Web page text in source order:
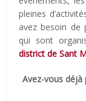
pleines
avez besoin de
qui sont
district de Sant
Avez-vous déjà